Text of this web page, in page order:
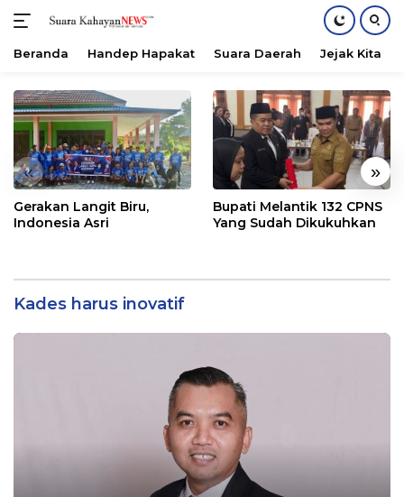
konten
Beranda Handep Hapakat Suara Daerah Jejak Kita
« »
Gerakan Langit Biru,
Indonesia Asri
Bupati Melantik 132 CPNS
Yang Sudah Dikukuhkan
Kades harus inovatif